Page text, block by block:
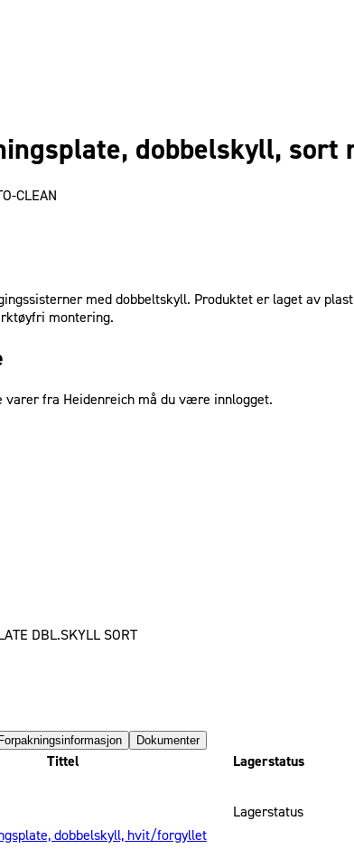
dobbelskyll,
CLEAN
med dobbeltskyll. Produktet er laget av
montering.
varer fra Heidenreich må du være innlogget.
DBL.SKYLL SORT
Forpakningsinformasjon Dokumenter
Tittel
Lagerstatus
dobbelskyll, hvit/forgyllet
Lagerstatus